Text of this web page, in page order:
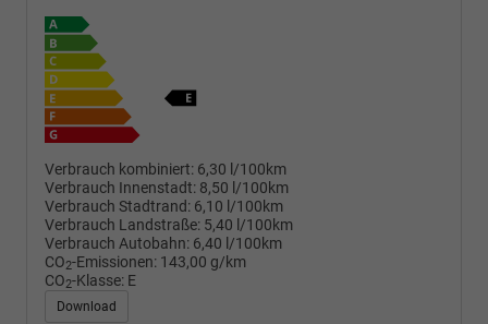
Verbrauch kombiniert: 6,30 l/100km
Verbrauch Innenstadt: 8,50 l/100km
Verbrauch Stadtrand: 6,10 l/100km
Verbrauch Landstraße: 5,40 l/100km
Verbrauch Autobahn: 6,40 l/100km
CO2-Emissionen: 143,00 g/km
CO2-Klasse: E
Download